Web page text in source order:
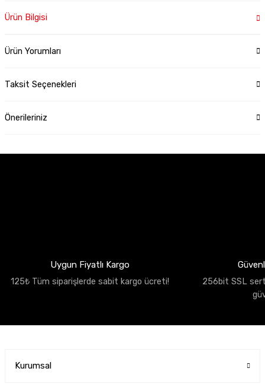
Ürün Bilgisi
Ürün Yorumları
Taksit Seçenekleri
Önerileriniz
Uygun Fiyatlı Kargo
125₺ Tüm siparişlerde sabit kargo ücreti!
256bit SSL
Kurumsal